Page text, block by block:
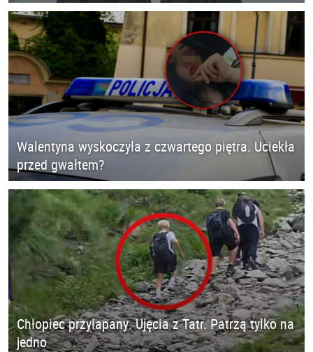
Walentyna wyskoczyła z czwartego piętra. Uciekła
przed gwałtem?
Chłopiec przyłapany. Ujęcia z Tatr. Patrzą tylko na
jedno